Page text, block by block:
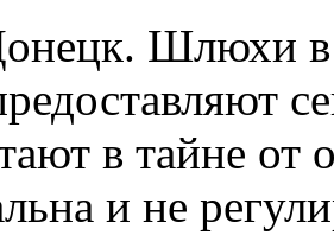
Шлюхи
в тайне от
и не